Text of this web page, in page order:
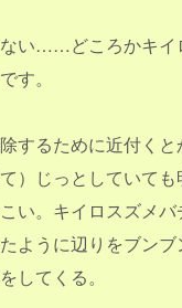
い……どころかキイ
す。
するために近付く
）じっとしていても
い。キイロスズメバ
ように辺りをブン
してくる。